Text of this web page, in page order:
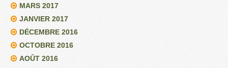
MARS 2017
JANVIER 2017
DÉCEMBRE 2016
OCTOBRE 2016
AOÛT 2016